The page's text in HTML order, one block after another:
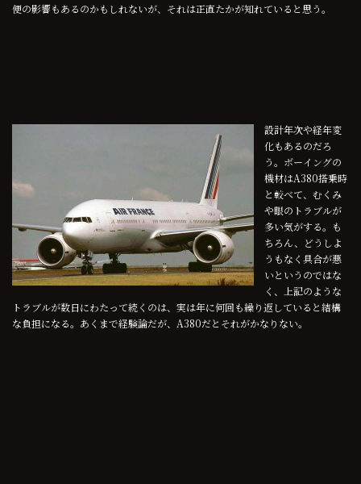
便の影響もあるのかもしれないが、それは正直たかが知れていると思う。
設計年次や経年変
化もあるのだろ
う。ボーイングの
機材はA380搭乗時
と較べて、むくみ
や眼のトラブルが
多い気がする。も
ちろん、どうしよ
うもなく具合が悪
いというのではな
く、上記のような
トラブルが数日にわたって続くのは、実は年に何回も繰り返していると結構
な負担になる。あくまで経験論だが、A380だとそれがかなりない。